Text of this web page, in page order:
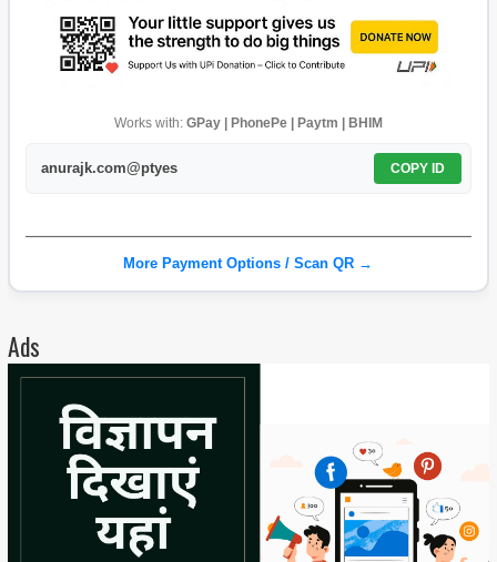
Works with: GPay | PhonePe | Paytm | BHIM
anurajk.com@ptyes COPY ID
More Payment Options / Scan QR →
Ads